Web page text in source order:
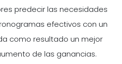
predecir las necesidades
efectivos con un
como resultado un mejor
de las ganancias.